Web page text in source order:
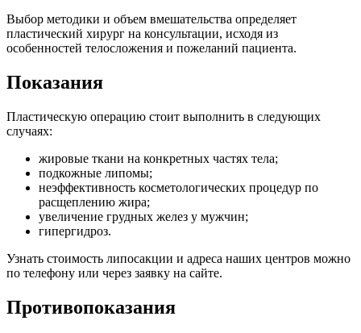
Выбор методики и объем вмешательства определяет
пластический хирург на консультации, исходя из
особенностей телосложения и пожеланий пациента.
Показания
Пластическую операцию стоит выполнить в следующих
случаях:
жировые ткани на конкретных частях тела;
подкожные липомы;
неэффективность косметологических процедур по
расщеплению жира;
увеличение грудных желез у мужчин;
гипергидроз.
Узнать стоимость липосакции и адреса наших центров можно
по телефону или через заявку на сайте.
Противопоказания